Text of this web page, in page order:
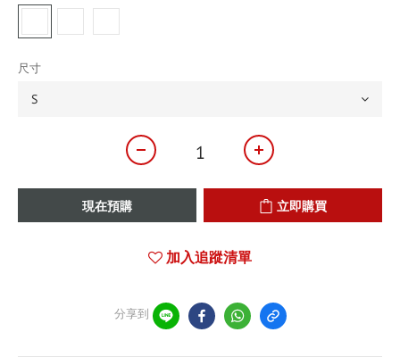
尺寸
現在預購 立即購買
加入追蹤清單
分享到